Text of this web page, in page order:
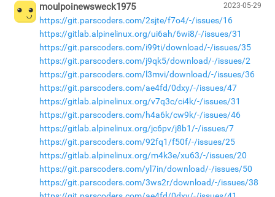
2023-05-29
moulpoinewsweck1975
https://git.parscoders.com/2sjte/f7o4/-/issues/16
https://gitlab.alpinelinux.org/ui6ah/6wi8/-/issues/31
https://git.parscoders.com/i99ti/download/-/issues/35
https://git.parscoders.com/j9qk5/download/-/issues/2
https://git.parscoders.com/l3mvi/download/-/issues/36
https://git.parscoders.com/ae4fd/0dxy/-/issues/47
https://gitlab.alpinelinux.org/v7q3c/ci4k/-/issues/31
https://git.parscoders.com/h4a6k/cw9k/-/issues/46
https://gitlab.alpinelinux.org/jc6pv/j8b1/-/issues/7
https://git.parscoders.com/92fq1/f50f/-/issues/25
https://gitlab.alpinelinux.org/m4k3e/xu63/-/issues/20
https://git.parscoders.com/yl7in/download/-/issues/50
https://git.parscoders.com/3ws2r/download/-/issues/38